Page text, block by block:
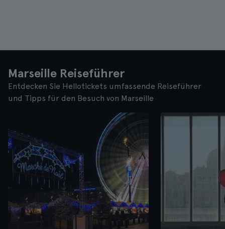
Marseille Reiseführer
Entdecken Sie Hellotickets umfassende Reiseführer
und Tipps für den Besuch von Marseille